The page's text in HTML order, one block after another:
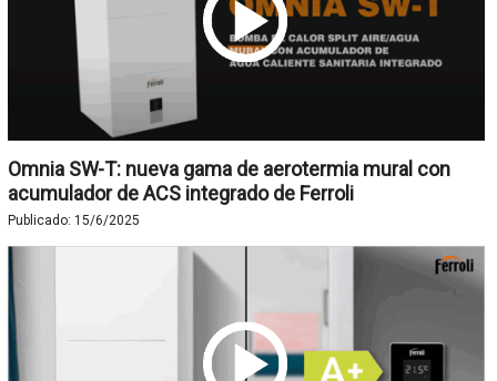
Omnia SW-T: nueva gama de aerotermia mural con
acumulador de ACS integrado de Ferroli
Publicado: 15/6/2025